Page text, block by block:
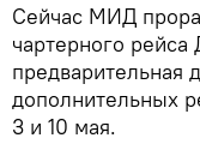
Сейчас МИД
чартерного
предварительная
дополнительных
3 и 10 мая.